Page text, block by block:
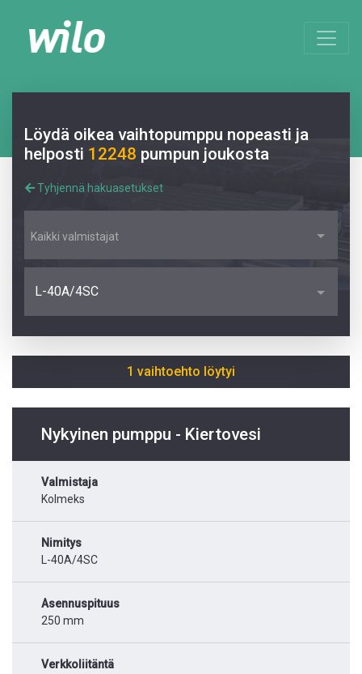
Löydä oikea vaihtopumppu nopeasti ja
helposti 12248 pumpun joukosta
Tyhjennä hakuasetukset
Kaikki valmistajat
L-40A/4SC
1 vaihtoehto löytyi
Nykyinen pumppu - Kiertovesi
Valmistaja
Kolmeks
Nimitys
L-40A/4SC
Asennuspituus
250 mm
Verkkoliitäntä